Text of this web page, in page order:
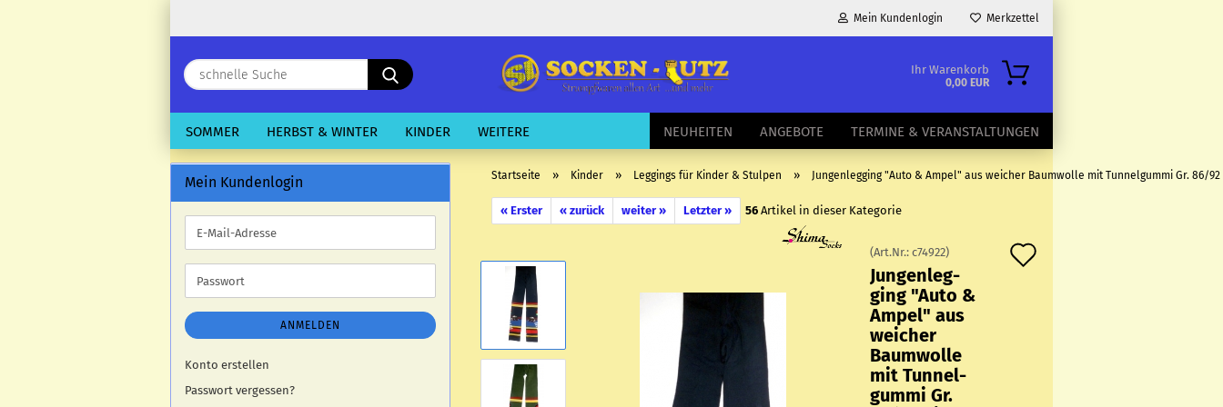
Mein Kundenlogin
Passwort
Passwort vergessen?
Merkzettel
schnelle
Suche
Ihr Warenkorb
0,00 EUR
SOMMER HERBST & WINTER KINDER NEUHEITEN ANGEBOTE TERMINE & VERANSTALTUNGEN
WEITERE
Startseite » Kinder » Leggings für Kinder & Stulpen » Jungenlegging "Auto & Ampel" aus weicher Baumwolle mit Tunnelgummi Gr. 86/92
« Erster « zurück weiter » Letzter » 56 Artikel in dieser Kategorie
(Art.Nr.:c74922)
Jun­gen­leg­
ging "Auto &
Ampel" aus
wei­cher
Baum­wol­le
mit Tun­nel­
gum­mi Gr.
Mein Kundenlogin
E-
Mail-
Adresse
Passwort
ANMELDEN
Konto erstellen
Passwort vergessen?